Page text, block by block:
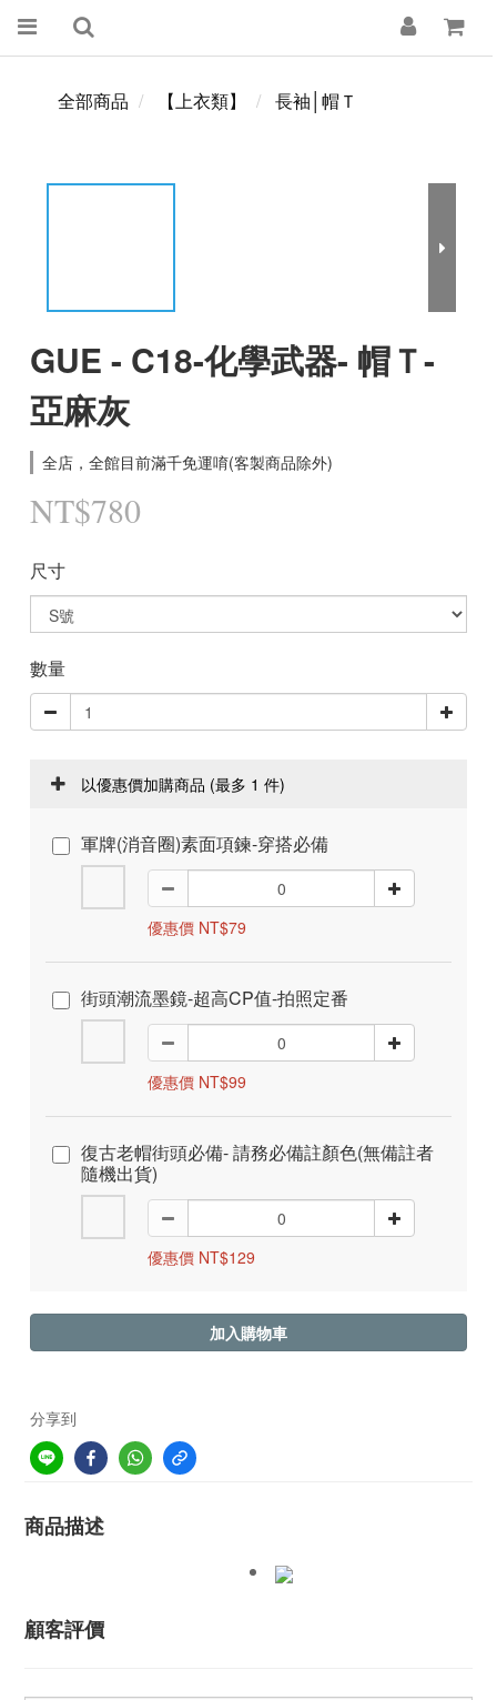
全部商品 【上衣類】 長袖│帽Ｔ
GUE - C18-化學武器- 帽Ｔ-
亞麻灰
全店，全館目前滿千免運唷(客製商品除外)
NT$780
尺寸
數量
以優惠價加購商品 (最多 1 件)
軍牌(消音圈)素面項鍊-穿搭必備
優惠價 NT$79
街頭潮流墨鏡-超高CP值-拍照定番
優惠價 NT$99
復古老帽街頭必備- 請務必備註顏色(無備註者
隨機出貨)
優惠價 NT$129
加入購物車
分享到
商品描述
顧客評價